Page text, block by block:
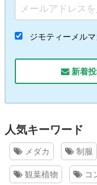
ジモティーメル
新着投
人気キーワード
メダカ 制服
観葉植物 コ